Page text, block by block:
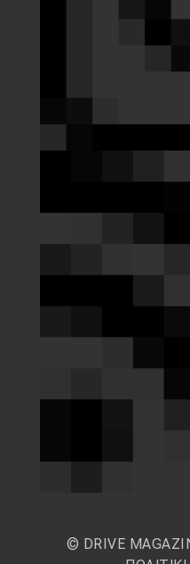
© DRIVE